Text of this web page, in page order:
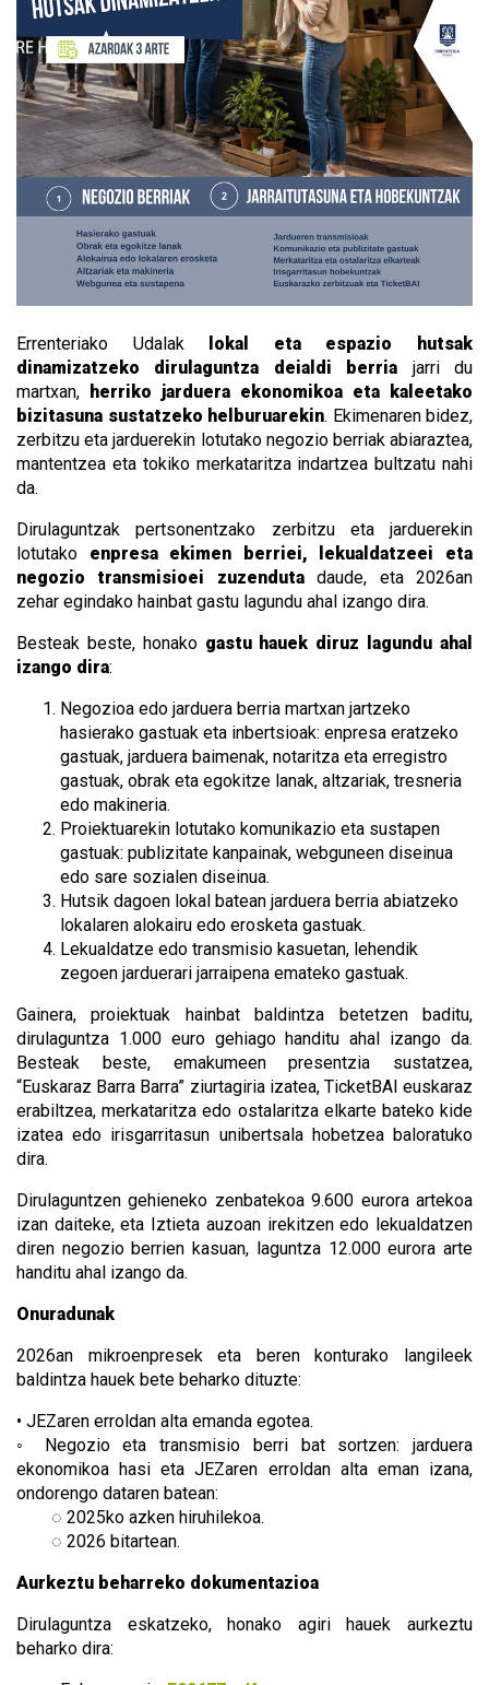
Errenteriako Udalak
lokal eta espazio hutsak
dinamizatzeko dirulaguntza deialdi berria jarri du
martxan,
herriko jarduera ekonomikoa eta kaleetako
bizitasuna sustatzeko helburuarekin. Ekimenaren bidez,
zerbitzu eta jarduerekin lotutako negozio berriak abiaraztea,
mantentzea eta tokiko merkataritza indartzea bultzatu nahi
da.
Dirulaguntzak pertsonentzako zerbitzu eta jarduerekin
lotutako enpresa ekimen berriei, lekualdatzeei eta
negozio transmisioei zuzendutadaude, eta 2026an
zehar egindako hainbat gastu lagundu ahal izango dira.
Besteak beste, honako gastu hauek diruz lagundu ahal
izango dira:
Negozioa edo jarduera berria martxan jartzeko
hasierako gastuak eta inbertsioak: enpresa eratzeko
gastuak, jarduera baimenak, notaritza eta erregistro
gastuak, obrak eta egokitze lanak, altzariak, tresneria
edo makineria.
Proiektuarekin lotutako komunikazio eta sustapen
gastuak: publizitate kanpainak, webguneen diseinua
edo sare sozialen diseinua.
Hutsik dagoen lokal batean jarduera berria abiatzeko
lokalaren alokairu edo erosketa gastuak.
Lekualdatze edo transmisio kasuetan, lehendik
zegoen jarduerari jarraipena emateko gastuak.
Gainera, proiektuak hainbat baldintza betetzen baditu,
dirulaguntza 1.000 euro gehiago handitu ahal izango da.
Besteak beste, emakumeen presentzia sustatzea,
“Euskaraz Barra Barra” ziurtagiria izatea, TicketBAI euskaraz
erabiltzea, merkataritza edo ostalaritza elkarte bateko kide
izatea edo irisgarritasun unibertsala hobetzea baloratuko
dira.
Dirulaguntzen gehieneko zenbatekoa 9.600 eurora artekoa
izan daiteke, eta Iztieta auzoan irekitzen edo lekualdatzen
diren negozio berrien kasuan, laguntza 12.000 eurora arte
handitu ahal izango da.
Onuradunak
2026an mikroenpresek eta beren konturako langileek
baldintza hauek bete beharko dituzte:
• JEZaren erroldan alta emanda egotea.
◦ Negozio eta transmisio berri bat sortzen: jarduera
ekonomikoa hasi eta JEZaren erroldan alta eman izana,
ondorengo dataren batean:
◌ 2025ko azken hiruhilekoa.
◌ 2026 bitartean.
Aurkeztu beharreko dokumentazioa
Dirulaguntza eskatzeko, honako agiri hauek aurkeztu
beharko dira: